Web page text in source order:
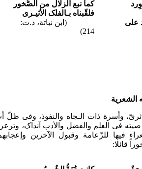
علی
کما نبع الزلال من الصُّخور
فلقّبناه بـالفلک الأثیـری
(ابن نباتة، د.ت:
214)
الشعریة
وأسرة ذات الـجاه والنفوذ، وفی ظلّ
فی العلم والفضل والأدب آنذاک،
فیها للزّعامة وقبول الآخرین
قائلا: